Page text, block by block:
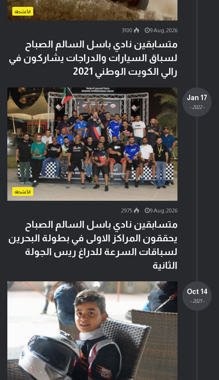
الأنشطة
9 Aug,2026
3100
متسابقين نادي باسل السالم الصباح
لسباق السيارات والدراجات يشاركون في
رالي الكويت الوطني 2021
17 Jan
- 2022 -
الأنشطة
9 Aug,2026
2975
متسابقين نادي باسل السالم الصباح
يحققون المراكز الاولى في بطولة البحرين
لسباقات السرعة للدراغ ريس الجولة
الثانية
14 Oct
- 2021 -